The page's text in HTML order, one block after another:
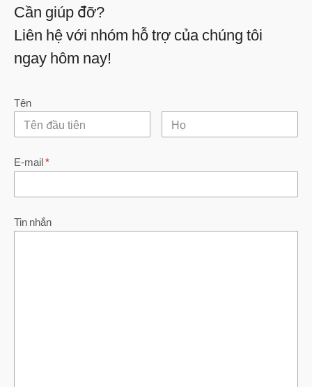
Cần giúp đỡ?
Liên hệ với nhóm hỗ trợ của chúng tôi
ngay hôm nay!
Tên
E-mail*
Tin nhắn